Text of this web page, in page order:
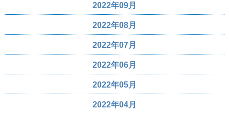
2022年09月
2022年08月
2022年07月
2022年06月
2022年05月
2022年04月